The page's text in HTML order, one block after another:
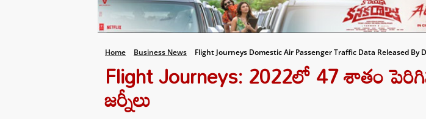
Home Business News Flight Journeys Domestic Air Passenger Traffic Data Released By
Flight Journeys: 2022లో 47 శాతం
జర్నీలు